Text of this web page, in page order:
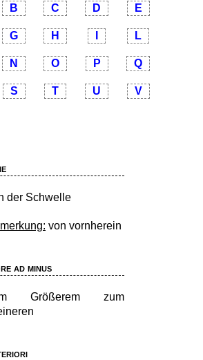
B C D E
G H L
N O P Q
S T U V
der Schwelle
von vornherein
ad minus
Größerem zum